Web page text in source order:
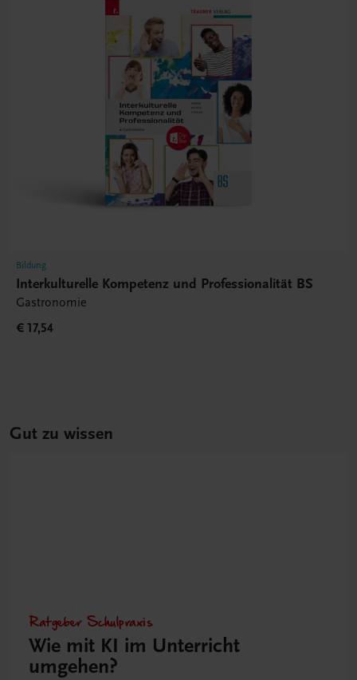
Bildung
Interkulturelle Kompetenz und Professionalität BS
Gastronomie
€ 17,54
Gut zu wissen
Ratgeber Schulpraxis
Wie mit KI im Unterricht
umgehen?